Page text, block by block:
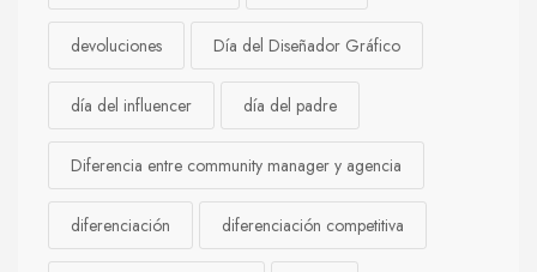
devoluciones Día del Diseñador Gráfico
día del influencer día del padre
Diferencia entre community manager y agencia
diferenciación diferenciación competitiva